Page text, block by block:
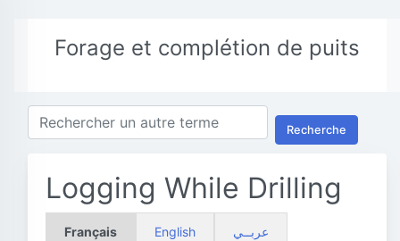
Forage et complétion de puits
Recherche
Logging While Drilling
Français English عربــي